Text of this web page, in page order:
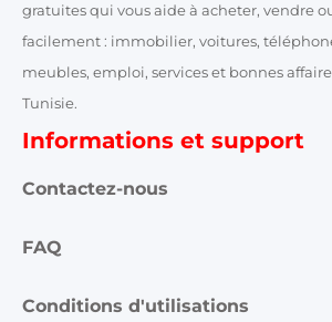
gratuites qui vous aide à acheter, vendre
facilement : immobilier, voitures,
meubles, emploi, services et bonnes
Tunisie.
Informations et support
Contactez-nous
FAQ
Conditions d'utilisations